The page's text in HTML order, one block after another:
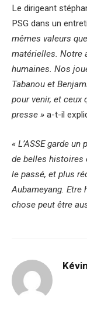
Le dirigeant
PSG dans un
mêmes valeurs
matérielles. Notre
humaines. Nos
Tabanou et
pour venir, et ceux
presse » a-t-il
« L’ASSE garde
de belles histoires
le passé, et plus
Aubameyang. Etre
chose peut être